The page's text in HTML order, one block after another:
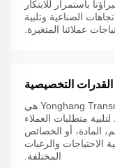
باستمرار للابتكار
الصناعية وتلبية
عملائنا المتغيرة.
القدرات التخصيصية
إحدى نقاط قوتنا الرئيسية في Yonghang Transmission هي
متطلبات العملاء
المادة، أو الخصائص
الاحتياجات والرغبات
المختلفة.